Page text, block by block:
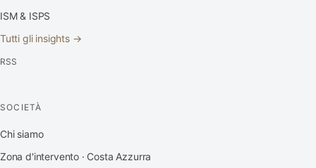
ISM & ISPS
Tutti gli insights →
RSS
SOCIETÀ
Chi siamo
Zona d'intervento · Costa Azzurra